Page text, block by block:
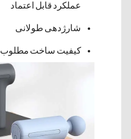
عملکرد قابل اعتماد
شارژدهی طولانی
کیفیت ساخت مطلوب